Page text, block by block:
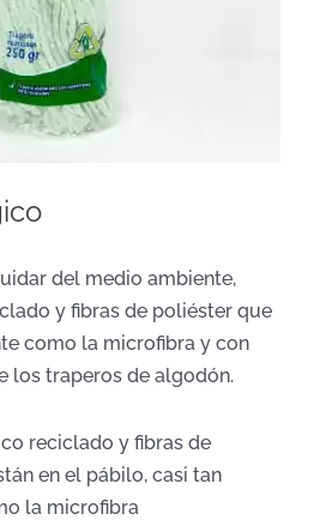
del medio ambiente,
y fibras de poliéster que
como la microfibra y con
los traperos de algodón.
reciclado y fibras de
en el pábilo, casi tan
la microfibra